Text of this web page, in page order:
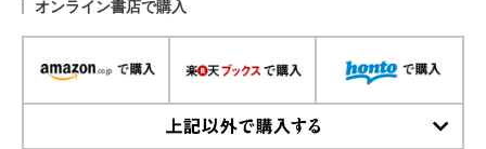
オンライン書店で購入